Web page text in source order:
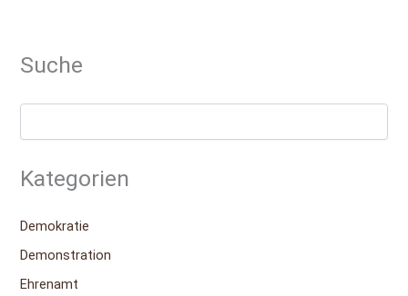
Suche
Kategorien
Demokratie
Demonstration
Ehrenamt